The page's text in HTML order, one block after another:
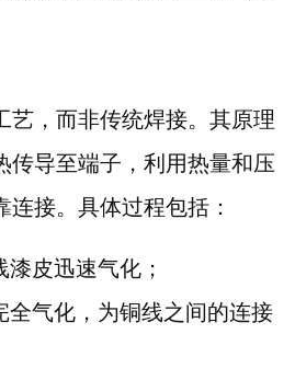
艺，而非传统焊接。其原理
传导至端子，利用热量和压
接。具体过程包括：
皮迅速气化；
全气化，为铜线之间的连接